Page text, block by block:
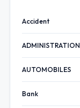
Accident
ADMINISTRATION
AUTOMOBILES
Bank